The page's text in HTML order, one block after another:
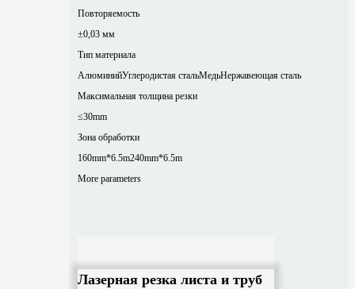
Повторяемость
±0,03 мм
Тип материала
АлюминийУглеродистая стальМедьНержавеющая сталь
Максимальная толщина резки
≤30mm
Зона обработки
160mm*6.5m240mm*6.5m
More parameters
Лазерная резка листа и труб